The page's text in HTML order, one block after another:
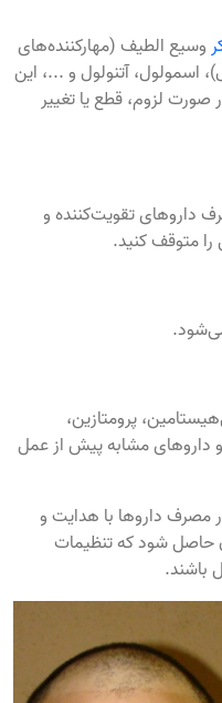
وسیع الطیف (مهارکننده‌های
اسمولول، آتنولول و ...، این
لزوم، قطع یا تغییر
داروهای تقویت‌کننده و
را متوقف کنید.
پرومتازین،
و داروهای مشابه پیش از عمل
مصرف داروها با هدایت و
حاصل شود که تنظیمات
باشند.